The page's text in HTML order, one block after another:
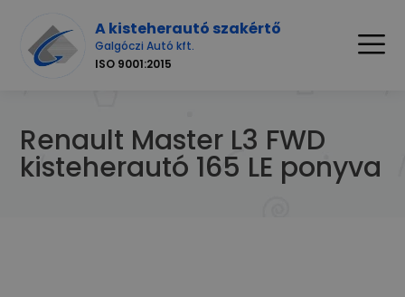
A kisteherautó szakértő
Galgóczi Autó kft.
ISO 9001:2015
Renault Master L3 FWD
kisteherautó 165 LE ponyva